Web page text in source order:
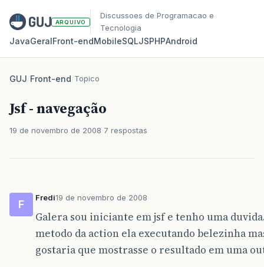
ARQUIVO
Discussoes de Programacao e
Tecnologia
JavaGeralFront‑endMobileSQLJSPHPAndroid
GUJ/Front-end/Topico
Jsf - navegação
19 de novembro de 2008 7 respostas
F
Fredi19 de novembro de 2008
Galera sou iniciante em jsf e tenho uma
metodo da action ela executando belezinha
gostaria que mostrasse o resultado em uma